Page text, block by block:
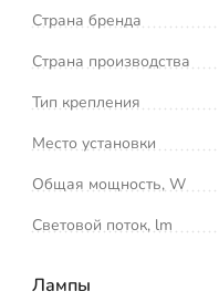
Страна бренда
Страна производства
Тип крепления
Место установки
Общая мощность, W
Световой поток, lm
Лампы